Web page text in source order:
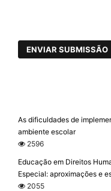
ENVIAR SUBMISSÃO
As dificuldades de
ambiente escolar
2596
Educação em Direitos
Especial: aproximações e
2055